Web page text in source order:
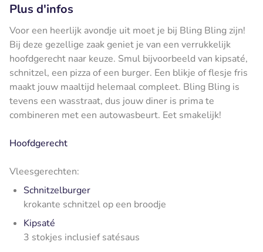
Plus d'infos
Voor een heerlijk avondje uit moet je bij Bling Bling zijn!
Bij deze gezellige zaak geniet je van een verrukkelijk
hoofdgerecht naar keuze. Smul bijvoorbeeld van kipsaté,
schnitzel, een pizza of een burger. Een blikje of flesje fris
maakt jouw maaltijd helemaal compleet. Bling Bling is
tevens een wasstraat, dus jouw diner is prima te
combineren met een autowasbeurt. Eet smakelijk!
Hoofdgerecht
Vleesgerechten:
Schnitzelburger
krokante schnitzel op een broodje
Kipsaté
3 stokjes inclusief satésaus